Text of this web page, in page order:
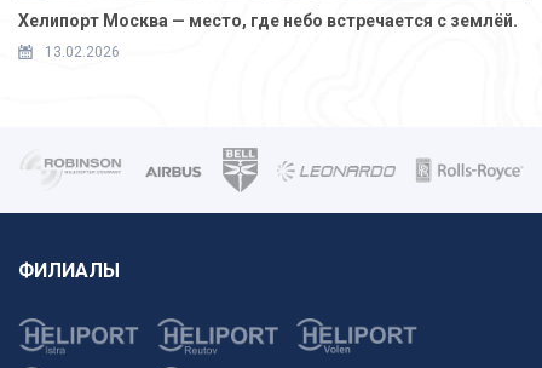
Хелипорт Москва — место, где небо встречается с землёй.
13.02.2026
ФИЛИАЛЫ